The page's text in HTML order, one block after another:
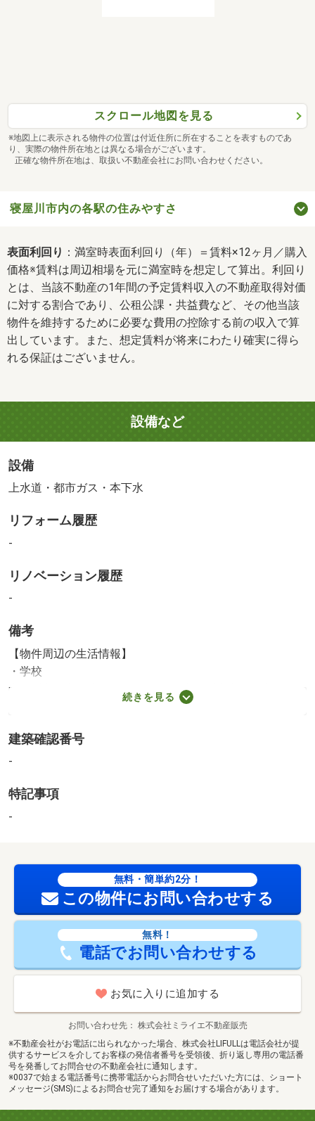
スクロール地図を見る
※地図上に表示される物件の位置は付近住所に所在することを表すものであ
り、実際の物件所在地とは異なる場合がございます。
正確な物件所在地は、取扱い不動産会社にお問い合わせください。
寝屋川市内の各駅の住みやすさ
表面利回り ：満室時表面利回り（年）＝賃料×12ヶ月／購入
価格※賃料は周辺相場を元に満室時を想定して算出。利回り
とは、当該不動産の1年間の予定賃料収入の不動産取得対価
に対する割合であり、公租公課・共益費など、その他当該
物件を維持するために必要な費用の控除する前の収入で算
出しています。また、想定賃料が将来にわたり確実に得ら
れる保証はございません。
設備など
設備
上水道・都市ガス・本下水
リフォーム履歴
-
リノベーション履歴
-
備考
【物件周辺の生活情報】
・学校
寝屋川市立点野小学校（580m）、寝屋川市立第八中学校
スーパー（1,018m）、コンビニ（331m）、ドラッグスト
ア（638m）
コーナン寝屋川仁和寺店（1,632m）
ーマート 寝屋川点野店：徒歩約１２分・セブン－イレブ
ン 寝屋川点野３丁目店：徒歩約１３分・コーナン寝屋川
仁和寺店：徒歩約１１分・寝屋川市立第八中学校：徒歩約
６分・寝屋川市立点野小学校：徒歩約７分・認定こども園
ゆりかごこども園：徒歩約８分ご覧いただきありがとうご
ざいます♪是非お気軽にお問い合わせください♪
敷地面積：76.15m2
続きを見る
建築確認番号
-
特記事項
-
無料・簡単約2分！
この物件にお問い合わせする
無料！
電話でお問い合わせする
お気に入りに追加する
お問い合わせ先
株式会社ミライエ不動産販売
※不動産会社がお電話に出られなかった場合、株式会社LIFULLは電話会社が提
供するサービスを介してお客様の発信者番号を受領後、折り返し専用の電話番
号を発番してお問合せの不動産会社に通知します。
※0037で始まる電話番号に携帯電話からお問合せいただいた方には、ショート
メッセージ(SMS)によるお問合せ完了通知をお届けする場合があります。